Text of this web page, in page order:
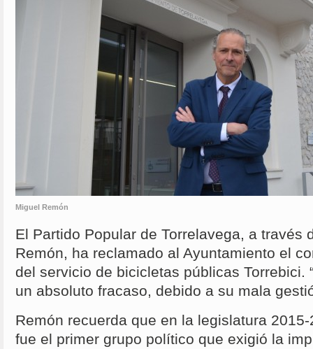
Miguel Remón
El Partido Popular de Torrelavega, a través
Remón, ha reclamado al Ayuntamiento el
del servicio de bicicletas públicas Torrebici.
un absoluto fracaso, debido a su mala
Remón recuerda que en la legislatura
fue el primer grupo político que exigió la